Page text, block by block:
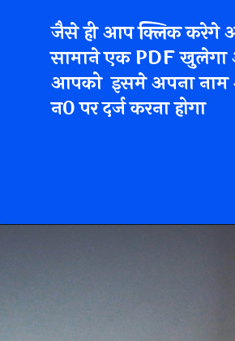
जैसे ही आप क्लिक करेगे
सामाने एक PDF
आपको इसमे अपना नाम
न0 पर दर्ज करना होगा